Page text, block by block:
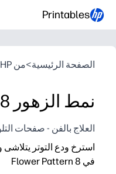
Printables
الصفحة الرئيسية>من HP
نمط الزهور 8
العلاج بالفن - صفحات
استرخ ودع التوتر
في Flower Pattern 8